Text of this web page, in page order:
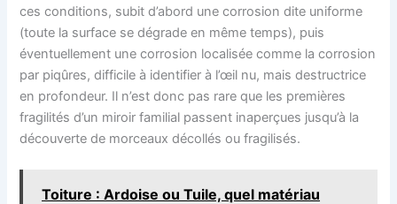
ces conditions, subit d’abord une corrosion dite uniforme
(toute la surface se dégrade en même temps), puis
éventuellement une corrosion localisée comme la corrosion
par piqûres, difficile à identifier à l’œil nu, mais destructrice
en profondeur. Il n’est donc pas rare que les premières
fragilités d’un miroir familial passent inaperçues jusqu’à la
découverte de morceaux décollés ou fragilisés.
Toiture : Ardoise ou Tuile, quel matériau